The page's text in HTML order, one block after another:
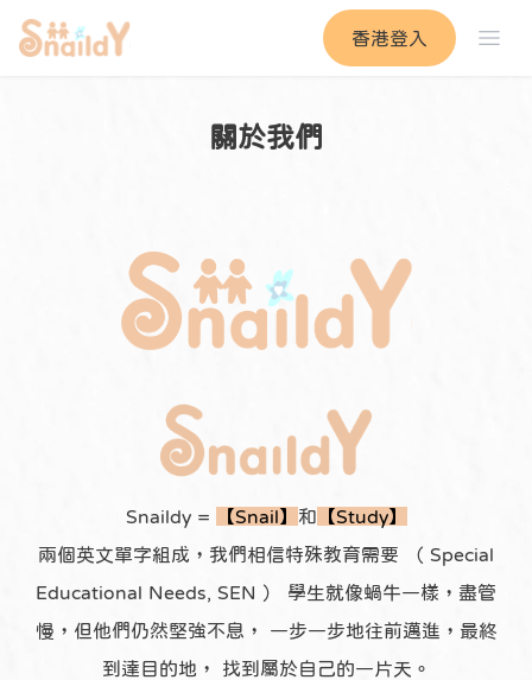
香港登入
關於我們
Snaildy = 【Snail】 和 【Study】
兩個英文單字組成，我們相信特殊教育需要 （ Special
Educational Needs, SEN ） 學生就像蝸牛一樣，盡管
慢，但他們仍然堅強不息， 一步一步地往前邁進，最終
到達目的地， 找到屬於自己的一片天。